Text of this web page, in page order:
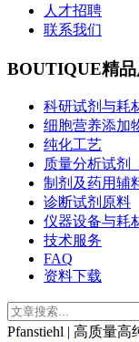
人才招聘
联系我们
BOUTIQUE精
科研试剂与耗
细胞营养添加
纯化工艺
质量分析试剂
制剂及药用辅
诊断试剂原料
仪器设备与耗
技术服务
FAQ
资料下载
Pfanstiehl | 高质量